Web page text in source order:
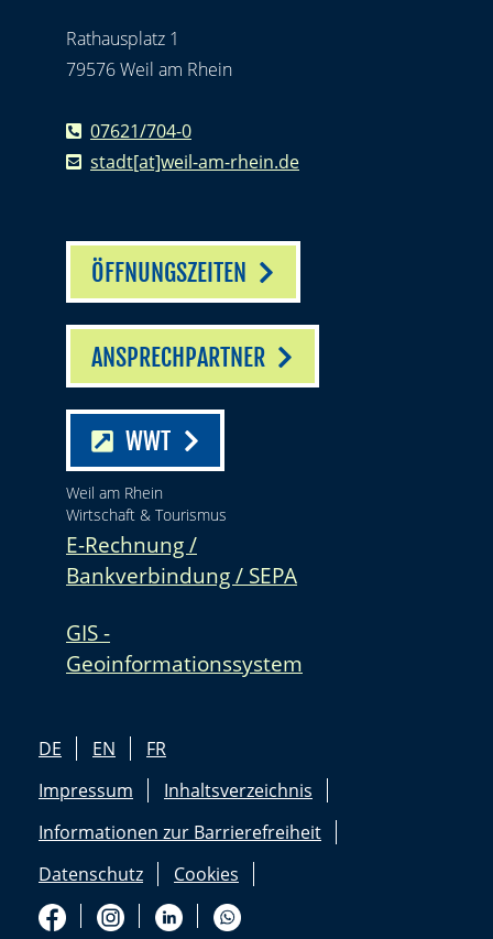
Rathausplatz 1
79576 Weil am Rhein
07621/704-0
stadt[at]weil-am-rhein.de
ÖFFNUNGSZEITEN
ANSPRECHPARTNER
WWT
Weil am Rhein
Wirtschaft & Tourismus
E-Rechnung /
Bankverbindung / SEPA
GIS -
Geoinformationssystem
DE EN
FR
Impressum
Inhaltsverzeichnis
Informationen zur Barrierefreiheit
Datenschutz
Cookies